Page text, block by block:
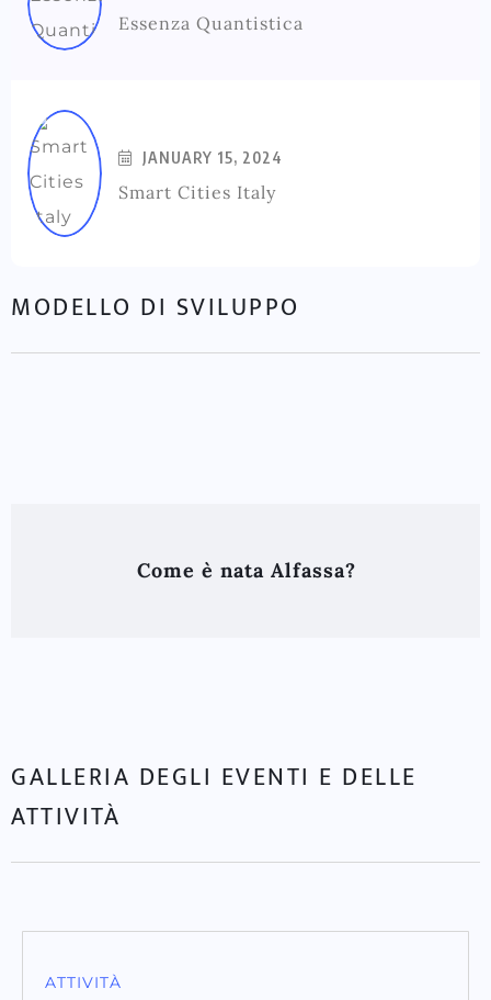
Essenza Quantistica
JANUARY 15, 2024
Smart Cities Italy
MODELLO DI SVILUPPO
Come è nata Alfassa?
GALLERIA DEGLI EVENTI E DELLE
ATTIVITÀ
ATTIVITÀ